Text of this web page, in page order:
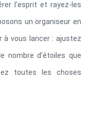
l’esprit et rayez-les
un organiseur en
à vous lancer : ajustez
nombre d’étoiles que
toutes les choses